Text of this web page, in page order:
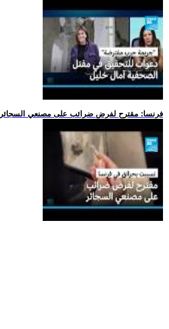
.. فرنسا: مقترح لفرض ضرائب على مصنعي